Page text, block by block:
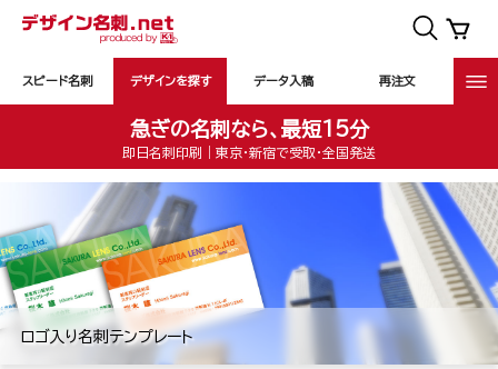
スピード名刺 デザインを探す データ入稿 再注文
急ぎの名刺なら、最短15分
即日名刺印刷｜東京・新宿で受取・全国発送
ロゴ入り名刺テンプレート